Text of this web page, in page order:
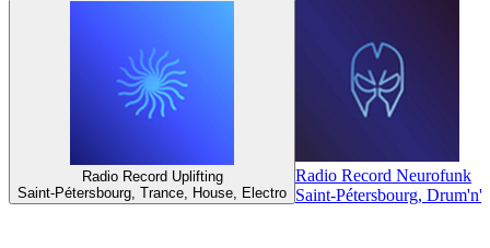
Radio Record Uplifting
Saint-Pétersbourg, Trance, House, Electro
Radio Record Neurofunk
Saint-Pétersbourg,